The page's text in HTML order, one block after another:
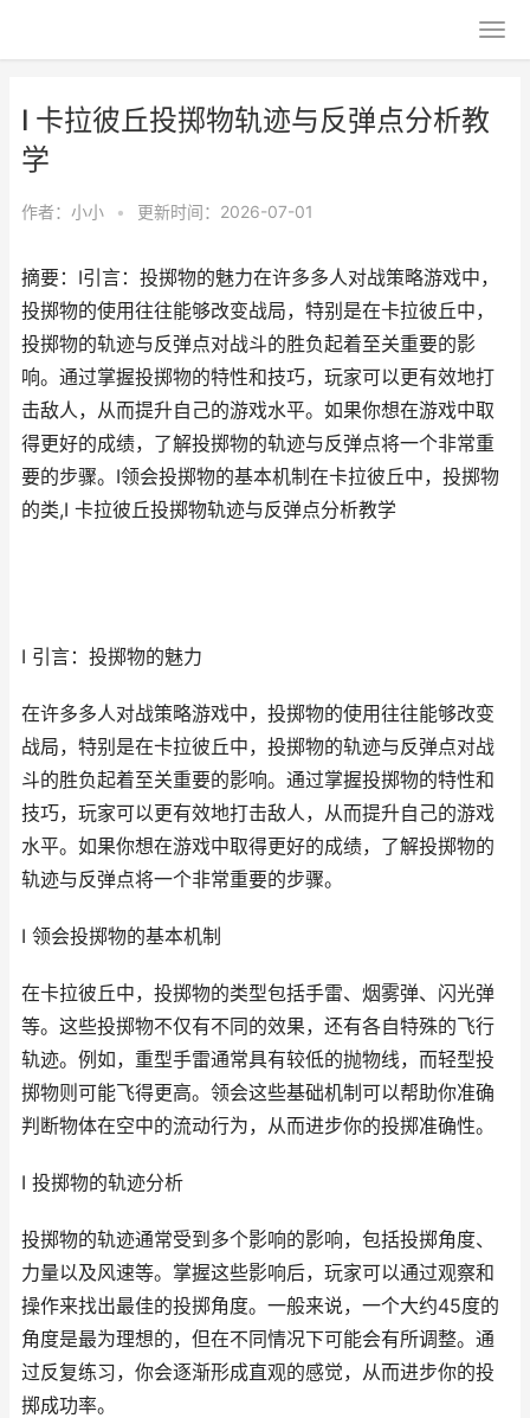
I 卡拉彼丘投掷物轨迹与反弹点分析教
学
作者： 小小 • 更新时间：2026-07-01
摘要：I引言：投掷物的魅力在许多多人对战策略游戏中，
投掷物的使用往往能够改变战局，特别是在卡拉彼丘中，
投掷物的轨迹与反弹点对战斗的胜负起着至关重要的影
响。通过掌握投掷物的特性和技巧，玩家可以更有效地打
击敌人，从而提升自己的游戏水平。如果你想在游戏中取
得更好的成绩，了解投掷物的轨迹与反弹点将一个非常重
要的步骤。I领会投掷物的基本机制在卡拉彼丘中，投掷物
的类,I 卡拉彼丘投掷物轨迹与反弹点分析教学
I 引言：投掷物的魅力
在许多多人对战策略游戏中，投掷物的使用往往能够改变
战局，特别是在卡拉彼丘中，投掷物的轨迹与反弹点对战
斗的胜负起着至关重要的影响。通过掌握投掷物的特性和
技巧，玩家可以更有效地打击敌人，从而提升自己的游戏
水平。如果你想在游戏中取得更好的成绩，了解投掷物的
轨迹与反弹点将一个非常重要的步骤。
I 领会投掷物的基本机制
在卡拉彼丘中，投掷物的类型包括手雷、烟雾弹、闪光弹
等。这些投掷物不仅有不同的效果，还有各自特殊的飞行
轨迹。例如，重型手雷通常具有较低的抛物线，而轻型投
掷物则可能飞得更高。领会这些基础机制可以帮助你准确
判断物体在空中的流动行为，从而进步你的投掷准确性。
I 投掷物的轨迹分析
投掷物的轨迹通常受到多个影响的影响，包括投掷角度、
力量以及风速等。掌握这些影响后，玩家可以通过观察和
操作来找出最佳的投掷角度。一般来说，一个大约45度的
角度是最为理想的，但在不同情况下可能会有所调整。通
过反复练习，你会逐渐形成直观的感觉，从而进步你的投
掷成功率。